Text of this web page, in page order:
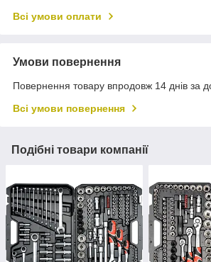
Всі умови оплати
Умови повернення
Повернення товару впродовж 14 днів за
Всі умови повернення
Подібні товари компанії